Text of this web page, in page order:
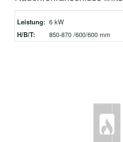
Leistung: 6 kW
H/B/T:
850-870 /600/600 mm